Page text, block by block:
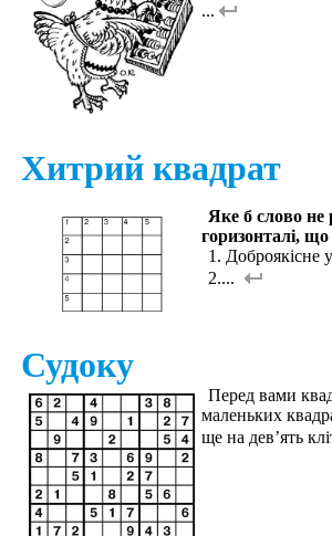
...
Хитрий квадрат
Яке б слово не
горизонталі,
1. Доброякісне
2....
Судоку
Перед вами
маленьких
ще на дев’ять